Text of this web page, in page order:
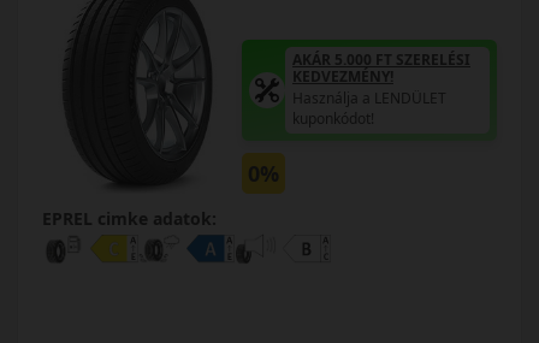
AKÁR 5.000 FT SZERELÉSI
KEDVEZMÉNY!
Használja a LENDÜLET
kuponkódot!
0%
EPREL cimke adatok: